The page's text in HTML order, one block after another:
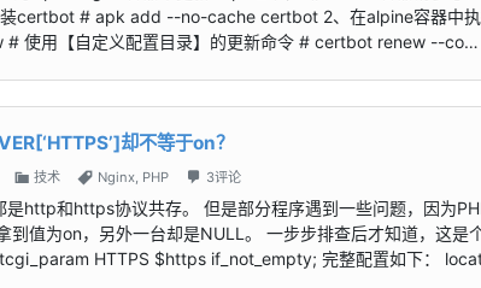
certbot # apk add --no-cache certbot 2、在alpine容器中
使用【自定义配置目录】的更新命令 # certbot renew --co…
却不等于on？
技术 Nginx PHP 3评论
是http和https协议共存。 但是部分程序遇到一些问题，因为
到值为on，另外一台却是NULL。 一步步排查后才知道，这
HTTPS $https if_not_empty; 完整配置如下：